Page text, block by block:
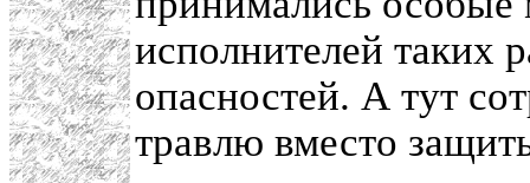
исполнителей таких
опасностей. А тут
травлю вместо